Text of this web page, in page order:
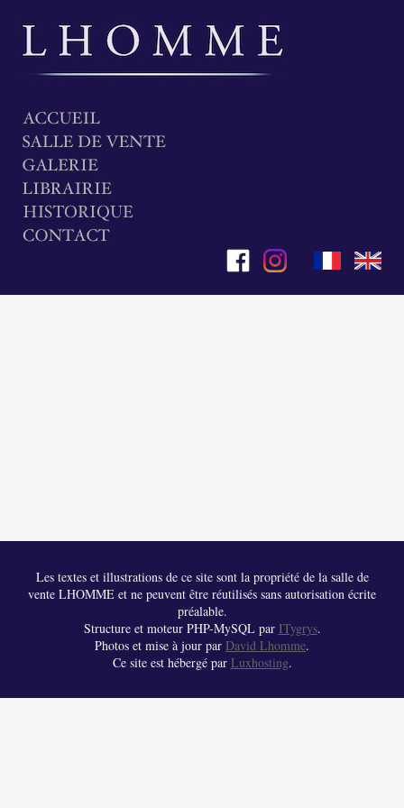
Les textes et illustrations de ce site sont la propriété de la salle de
vente LHOMME et ne peuvent être réutilisés sans autorisation écrite
préalable.
Structure et moteur PHP-MySQL par ITygrys.
Photos et mise à jour par David Lhomme.
Ce site est hébergé par Luxhosting.